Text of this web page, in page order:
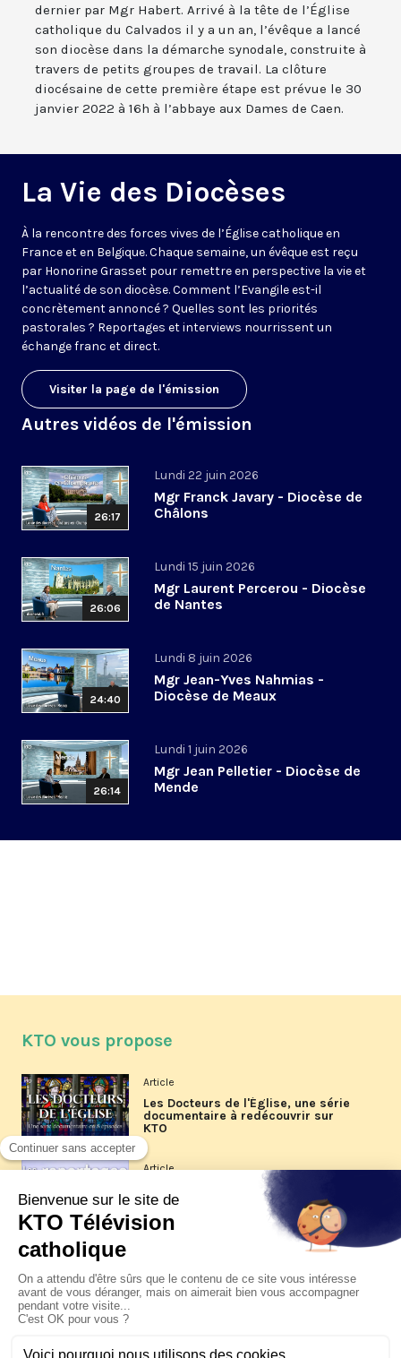
dernier par Mgr Habert. Arrivé à la tête de l’Église
catholique du Calvados il y a un an, l’évêque a lancé
son diocèse dans la démarche synodale, construite à
travers de petits groupes de travail. La clôture
diocésaine de cette première étape est prévue le 30
janvier 2022 à 16h à l’abbaye aux Dames de Caen.
La Vie des Diocèses
À la rencontre des forces vives de l’Église catholique en
France et en Belgique. Chaque semaine, un évêque est reçu
par Honorine Grasset pour remettre en perspective la vie et
l’actualité de son diocèse. Comment l’Evangile est-il
concrètement annoncé ? Quelles sont les priorités
pastorales ? Reportages et interviews nourrissent un
échange franc et direct.
Visiter la page de l'émission
Autres vidéos de l'émission
26:17
Lundi 22 juin 2026
Mgr Franck Javary - Diocèse de
Châlons
26:06
Lundi 15 juin 2026
Mgr Laurent Percerou - Diocèse
de Nantes
24:40
Lundi 8 juin 2026
Mgr Jean-Yves Nahmias -
Diocèse de Meaux
26:14
Lundi 1 juin 2026
Mgr Jean Pelletier - Diocèse de
Mende
KTO vous propose
Article
Les Docteurs de l'Église, une série
documentaire à redécouvrir sur
KTO
Article
Les reportages d'été 2026 de KTO
La visite pastorale du pape Léon
XIV à Assise à suivre sur KTO le
jeudi 6 août